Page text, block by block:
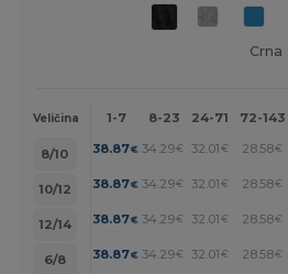
Crna
Veličina 1-7 8-23 24-71 72-143
8/10 38.87€ 34.29€ 32.01€ 28.58€
10/12
38.87€ 34.29€ 32.01€ 28.58€
12/14
38.87€ 34.29€ 32.01€ 28.58€
6/8
38.87€ 34.29€ 32.01€ 28.58€